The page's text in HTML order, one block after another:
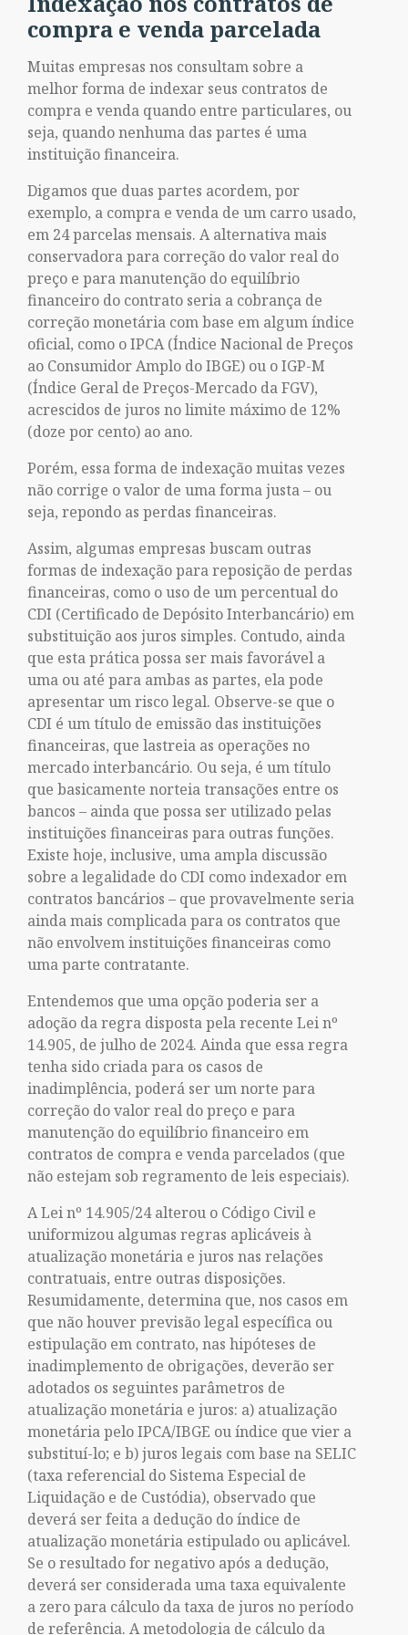
compra e venda parcelada
Muitas empresas nos consultam sobre a
melhor forma de indexar seus contratos de
compra e venda quando entre particulares, ou
seja, quando nenhuma das partes é uma
instituição financeira.
Digamos que duas partes acordem, por
exemplo, a compra e venda de um carro usado,
em 24 parcelas mensais. A alternativa mais
conservadora para correção do valor real do
preço e para manutenção do equilíbrio
financeiro do contrato seria a cobrança de
correção monetária com base em algum índice
oficial, como o IPCA (Índice Nacional de Preços
ao Consumidor Amplo do IBGE) ou o IGP-M
(Índice Geral de Preços-Mercado da FGV),
acrescidos de juros no limite máximo de 12%
(doze por cento) ao ano.
Porém, essa forma de indexação muitas vezes
não corrige o valor de uma forma justa – ou
seja, repondo as perdas financeiras.
Assim, algumas empresas buscam outras
formas de indexação para reposição de perdas
financeiras, como o uso de um percentual do
CDI (Certificado de Depósito Interbancário) em
substituição aos juros simples. Contudo, ainda
que esta prática possa ser mais favorável a
uma ou até para ambas as partes, ela pode
apresentar um risco legal. Observe-se que o
CDI é um título de emissão das instituições
financeiras, que lastreia as operações no
mercado interbancário. Ou seja, é um título
que basicamente norteia transações entre os
bancos – ainda que possa ser utilizado pelas
instituições financeiras para outras funções.
Existe hoje, inclusive, uma ampla discussão
sobre a legalidade do CDI como indexador em
contratos bancários – que provavelmente seria
ainda mais complicada para os contratos que
não envolvem instituições financeiras como
uma parte contratante.
Entendemos que uma opção poderia ser a
adoção da regra disposta pela recente Lei nº
14.905, de julho de 2024. Ainda que essa regra
tenha sido criada para os casos de
inadimplência, poderá ser um norte para
correção do valor real do preço e para
manutenção do equilíbrio financeiro em
contratos de compra e venda parcelados (que
não estejam sob regramento de leis especiais).
A Lei nº 14.905/24 alterou o Código Civil e
uniformizou algumas regras aplicáveis à
atualização monetária e juros nas relações
contratuais, entre outras disposições.
Resumidamente, determina que, nos casos em
que não houver previsão legal específica ou
estipulação em contrato, nas hipóteses de
inadimplemento de obrigações, deverão ser
adotados os seguintes parâmetros de
atualização monetária e juros: a) atualização
monetária pelo IPCA/IBGE ou índice que vier a
substituí-lo; e b) juros legais com base na SELIC
(taxa referencial do Sistema Especial de
Liquidação e de Custódia), observado que
deverá ser feita a dedução do índice de
atualização monetária estipulado ou aplicável.
Se o resultado for negativo após a dedução,
deverá ser considerada uma taxa equivalente
a zero para cálculo da taxa de juros no período
de referência. A metodologia de cálculo da